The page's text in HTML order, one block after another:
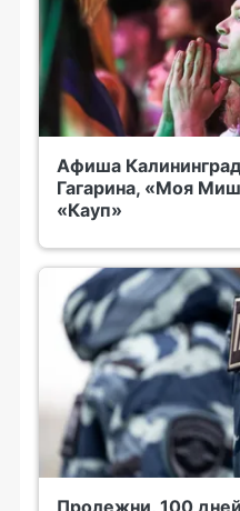
Афиша
Гагарина, «Моя
«Кауп»
Пролежни, 100